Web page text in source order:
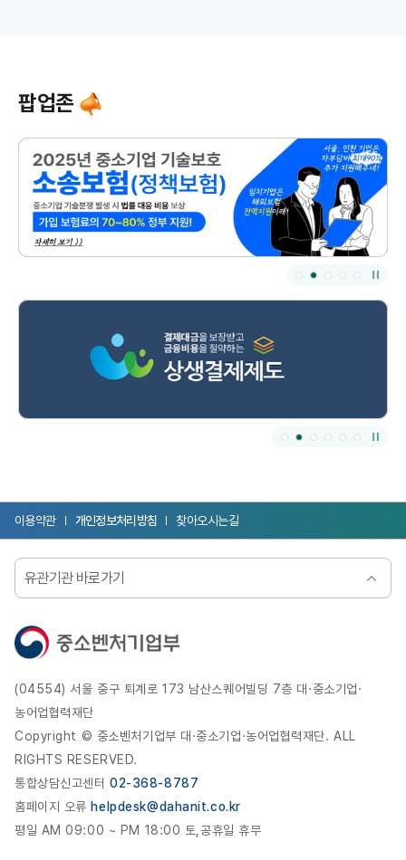
팝업존
자동
자동
이용약관 개인정보처리방침 찾아오시는길
선택됨
유관기관 바로가기
(04554) 서울 중구 퇴계로 173 남산스퀘어빌딩 7층 대·중소기업·
농어업협력재단
Copyright © 중소벤처기업부 대·중소기업·농어업협력재단. ALL
RIGHTS RESERVED.
통합상담신고센터02-368-8787
홈페이지 오류 helpdesk@dahanit.co.kr
평일 AM 09:00 ~ PM 18:00 토,공휴일 휴무